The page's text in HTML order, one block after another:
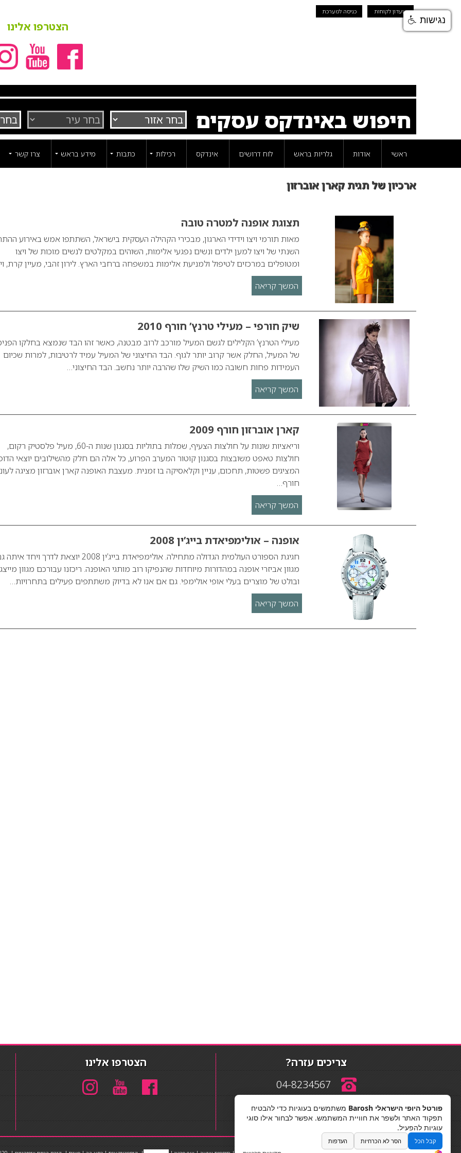
מועדון לקוחות כניסה למערכת
הצטרפו אלינו
חיפוש באינדקס עסקים
ראשי אודות גלריות בראש לוח דרושים אינדקס רכילות כתבות מידע בראש צרו קשר
ארכיון של תגית קארן אוברזון
תצוגת אופנה למטרה טובה
מאות תורמי ויצו וידידי הארגון, מבכירי הקהילה העסקית בישראל, השתתפו אמש באירוע
השנתי של ויצו למען ילדים ונשים נפגעי אלימות, השוהים במקלטים לנשים מוכות של ויצו
ומטופלים במרכזים לטיפול ולמניעת אלימות במשפחה ברחבי הארץ. לירון זהבי, מעיין קרת,
המשך קריאה
שיק חורפי – מעילי טרנץ’ חורף 2010
מעילי הטרנץ’ הקלילים לגשם המעיל מורכב לרוב מבטנה, כאשר זהו הבד שנמצא בחלקו
של המעיל, החלק אשר קרוב יותר לגוף. הבד החיצוני של המעיל עמיד לרטיבות, למרות שכיום
העמידות פחות חשובה כמו השיק שלו שהרבה יותר נחשב. הבד החיצוני…
המשך קריאה
קארן אוברזון חורף 2009
וריאציות שונות על חולצות הצעיף, שמלות בתוליות בסגנון שנות ה-60, מעיל פלסטיק רקום,
חולצות טאפט משובצות בסגנון קוטור המערב הפרוע, כל אלה הם חלק מהשילובים יוצאי
המציגים פשטות, תחכום, עניין וקלאסיקה בו זמנית. מעצבת האופנה קארן אוברזון מציגה
חורף…
המשך קריאה
אופנה – אולימפיאדת בייג’ין 2008
חגיגת הספורט העולמית הגדולה מתחילה. אולימפיאדת בייג’ין 2008 יוצאת לדרך ויחד
מגוון אביזרי אופנה במהדורות מיוחדות שהנפיקו רוב מותגי האופנה. ריכזנו עבורכם מגוון מייצג
ובולט של מוצרים בעלי אופי אולימפי. גם אם אנו לא בדיוק משתתפים פעילים בתחרויות…
המשך קריאה
צריכים עזרה?
04-8234567
info@barosh.co.il
הצטרפו אלינו
פורטל היופי הישראלי Barosh
משתמשים בעוגיות כדי להבטיח
תפקוד האתר ולשפר את חוויית המשתמש. אפשר לבחור אילו סוגי
עוגיות להפעיל.
קבל הכל הסר לא הכרחיות העדפות
נגישות